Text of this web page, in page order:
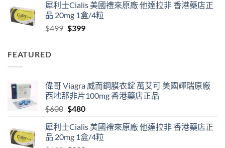
$829
through
犀利士Cialis 美國禮來原廠 他達拉非 香港藥店正
品 20mg 1盒/4粒
$499 Original
$399Current
FEATURED
偉哥 Viagra 威而鋼膜衣錠 萬艾可 美國輝瑞原廠
西地那非片100mg 香港藥店正品
$600 Original
was:
$600.
$480Current
is:
$480.
犀利士Cialis 美國禮來原廠 他達拉非 香港藥店正
品 20mg 1盒/4粒